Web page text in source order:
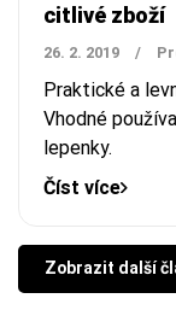
citlivé zboží
26. 2. 2019 /
Praktické a
Vhodné
lepenky.
Číst více
Zobrazit další